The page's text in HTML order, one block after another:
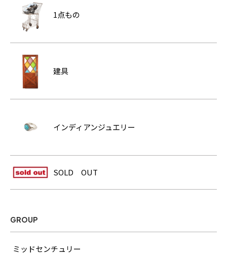
1点もの
建具
インディアンジュエリー
SOLD OUT
GROUP
ミッドセンチュリー